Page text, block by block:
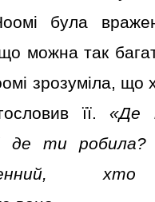
була
можна так
зрозуміла, що
її. «Де
і де ти